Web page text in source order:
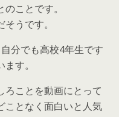
ことです。
うです。
分でも高校4年生です
す。
ろことを動画にとって
ことなく面白いと人気